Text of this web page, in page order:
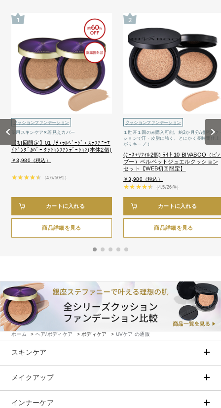
お問い合わせ
お問い合わせフォーム
お電話でのお問い合わせ
0120-956-100
受付時間 9:00~18:00（土・日曜・祝日除く）
Previous
1
クッションファンデーション
薬用スキンケア✕若見えカバー
【初回限定】01 ﾅﾁｭﾗﾙﾍﾞｰｼﾞｭ ｽﾃﾌｧﾆｰｴ
ｲｼﾞﾝｸﾞｶﾊﾞｰ ｸｯｼｮﾝﾌｧﾝﾃﾞｰｼｮﾝ(本体2個)
￥3,980（税込）
（4.6/50件）
カートに入れる
商品詳細を見る
2
クッションファンデーション
１世帯１回のみ購入可能。約2か月分/超密着ク
ションで汗・皮脂に強く、とにかく長時間仕上
がりキープ！
(ｹｰｽ+ﾘﾌｨﾙ2個) ﾗｲﾄ 10 BIVABOO（ビ
ブー）ベルベットジュエルクッション
セット【WEB初回限定】
￥3,980（税込）
（4.5/26件）
カートに入れる
商品詳細を見る
Next
ホーム > ヘア/ボディケア > ボディケア > UVケア の通販
スキンケア
アイテムから探す
メイクアップ
ベースメイク
インナーケア